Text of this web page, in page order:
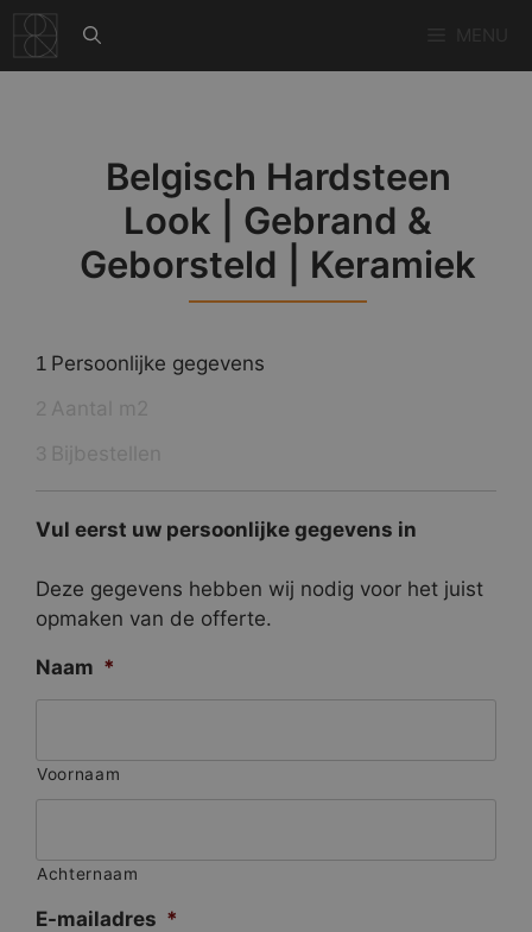
naar
de
Belgisch Hardsteen
Look | Gebrand &
Geborsteld | Keramiek
1 Persoonlijke gegevens
Vul eerst uw persoonlijke gegevens in
Deze gegevens hebben wij nodig voor het juist
opmaken van de offerte.
Naam *
Voornaam
Achternaam
E-mailadres *